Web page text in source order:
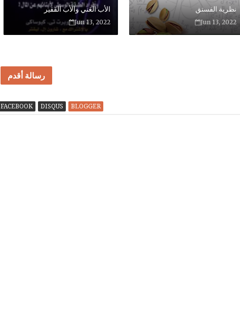
نظرية الفستق
Jun 13, 2022
الأب الغني والأب الفقير
Jun 13, 2022
رسالة أقدم
BLOGGER
DISQUS
FACEBOOK